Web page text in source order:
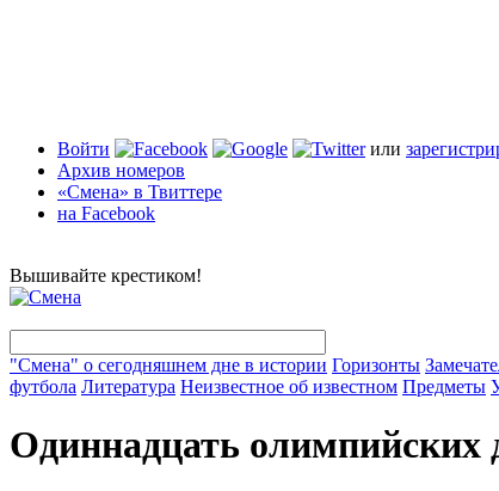
Войти или
Архив номеров
«Смена» в Твиттере
на Facebook
Вышивайте крестиком!
"Смена" о сегодняшнем дне в истории Горизонты
футбола Литература Неизвестное об известном Предметы
Одиннадцать олимпийских